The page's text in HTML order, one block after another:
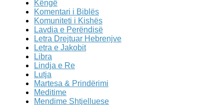
Këngë
Komentari i Biblës
Komuniteti i Kishës
Lavdia e Perëndisë
Letra Drejtuar Hebrenjve
Letra e Jakobit
Libra
Lindja e Re
Lutja
Martesa & Prindërimi
Meditime
Mendime Shtjelluese